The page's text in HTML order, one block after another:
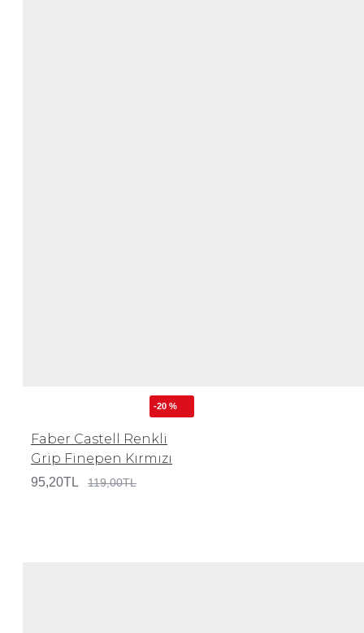
-20 %
Faber Castell Renkli
Grip Finepen Kırmızı
95,20TL 119,00TL